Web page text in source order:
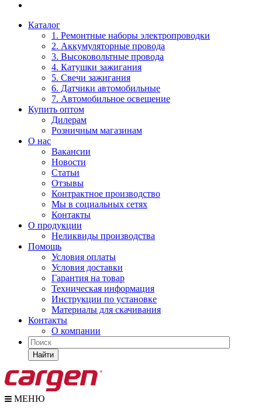
Каталог
1. Ремонтные наборы электропроводки
2. Аккумуляторные провода
3. Высоковольтные провода
4. Катушки зажигания
5. Свечи зажигания
6. Датчики автомобильные
7. Автомобильное освещение
Купить оптом
Дилерам
Розничным магазинам
О нас
Вакансии
Новости
Статьи
Отзывы
Контрактное производство
Мы в социальных сетях
Контакты
О продукции
Неликвиды производства
Помощь
Условия оплаты
Условия доставки
Гарантия на товар
Техническая информация
Инструкции по установке
Материалы для скачивания
Контакты
О компании
Найти
МЕНЮ